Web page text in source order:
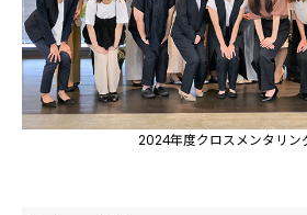
2024年度クロスメンタリン